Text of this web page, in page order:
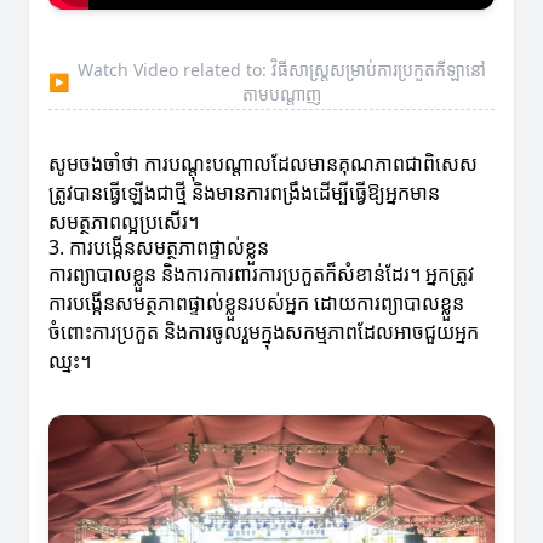
▶
Watch Video related to: វិធីសាស្ត្រ​សម្រាប់​ការ​ប្រកួត​កីឡា​នៅ​
តាម​បណ្តាញ
សូមចងចាំថា ការបណ្តុះបណ្តាលដែលមានគុណភាពជាពិសេស
ត្រូវបានធ្វើឡើងជាថ្មី និងមានការពង្រឹងដើម្បីធ្វើឱ្យអ្នកមាន
សមត្ថភាពល្អប្រសើរ។
3. ការបង្កើនសមត្ថភាពផ្ទាល់ខ្លួន
ការព្យាបាលខ្លួន និងការការពារការប្រកួតក៏សំខាន់ដែរ។ អ្នកត្រូវ
ការបង្កើនសមត្ថភាពផ្ទាល់ខ្លួនរបស់អ្នក ដោយការព្យាបាលខ្លួន
ចំពោះការប្រកួត និងការចូលរួមក្នុងសកម្មភាពដែលអាចជួយអ្នក
ឈ្នះ។